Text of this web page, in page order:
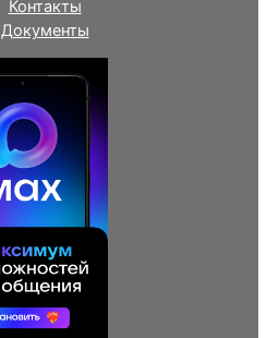
Контакты
Документы